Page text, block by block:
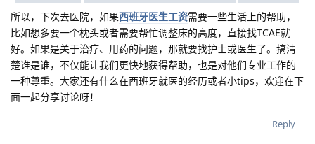
所以，下次去医院，如果西班牙医生工资需要一些生活上的帮助，
比如想多要一个枕头或者需要帮忙调整床的高度，直接找TCAE就
好。如果是关于治疗、用药的问题，那就要找护士或医生了。搞清
楚谁是谁，不仅能让我们更快地获得帮助，也是对他们专业工作的
一种尊重。大家还有什么在西班牙就医的经历或者小tips，欢迎在下
面一起分享讨论呀！
Reply